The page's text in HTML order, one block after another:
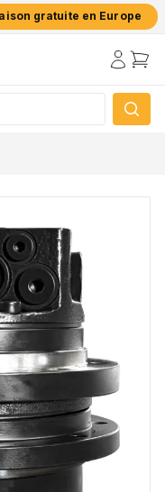
gratuite en Europe